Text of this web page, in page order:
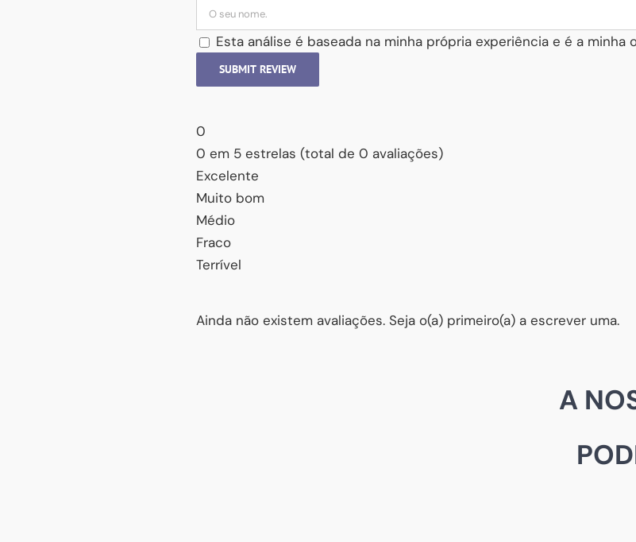
Esta análise é baseada na minha própria experiência e é a minha
SUBMIT REVIEW
0
0 em 5 estrelas (total de 0 avaliações)
Excelente
Muito bom
Médio
Fraco
Terrível
Ainda não existem avaliações. Seja o(a) primeiro(a) a escrever uma.
A